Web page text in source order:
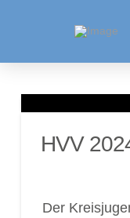
HVV
Der